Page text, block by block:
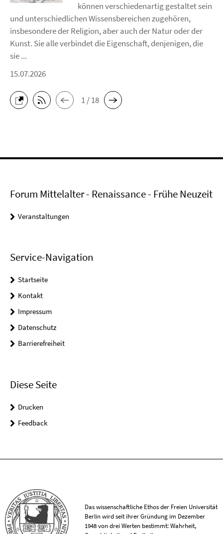
können verschiedenartig gestaltet sein
und unterschiedlichen Wissensbereichen zugehören,
insbesondere der Religion, aber auch der Natur oder der
Kunst. Sie alle verbindet die Eigenschaft, denjenigen, die
sie ...
15.07.2026
1 / 18
Forum Mittelalter - Renaissance - Frühe Neuzeit
Veranstaltungen
Service-Navigation
Startseite
Kontakt
Impressum
Datenschutz
Barrierefreiheit
Diese Seite
Drucken
Feedback
Das wissenschaftliche Ethos der Freien Universität
Berlin wird seit ihrer Gründung im Dezember
1948 von drei Werten bestimmt: Wahrheit,